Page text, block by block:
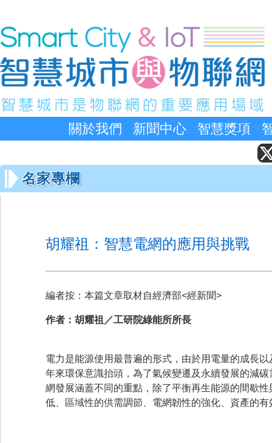
關於我們 新聞中心 智慧獎項
名家專欄
胡耀祖：智慧電網的應用與挑戰
編者按：本篇文章取材自經濟部<經新聞>
作者：胡耀祖／工研院綠能所所長
電力是能源使用最普遍的形式，由於用電量的成長
年來環保意識抬頭，為了氣候變遷及永續發展的減
網發展涵蓋不同的重點，除了平衡再生能源的間歇
低、區域性的供需調節、電網韌性的強化、資產的